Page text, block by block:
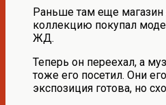
Раньше там еще
коллекцию покупал
ЖД.
Теперь он переехал, а
тоже его посетил. Они
экспозиция готова, но